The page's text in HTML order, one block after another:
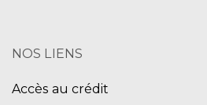
NOS LIENS
Accès au crédit